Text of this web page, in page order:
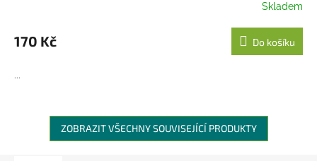
Skladem
170 Kč Do košíku
...
ZOBRAZIT VŠECHNY SOUVISEJÍCÍ PRODUKTY